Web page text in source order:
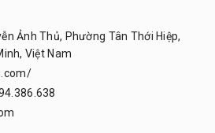
Ảnh Thủ, Phường Tân Thới Hiệp,
Việt Nam